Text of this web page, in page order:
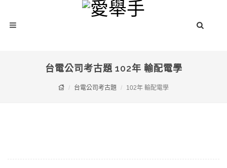
台電公司考古題 102年 輸配電學
台電公司考古題 102年 輸配電學